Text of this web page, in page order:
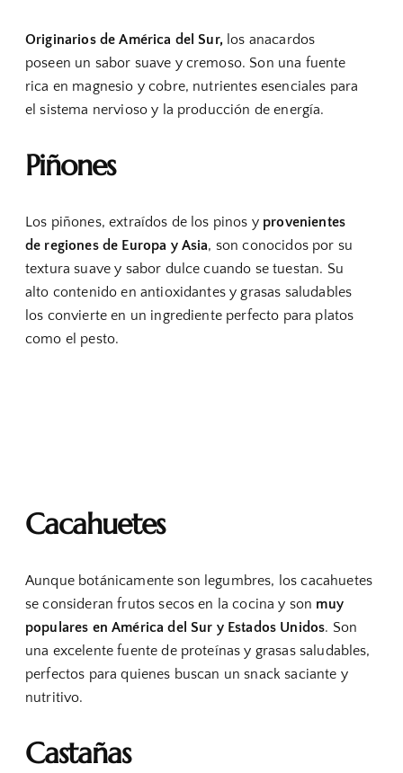
Originarios de América del Sur, los anacardos
poseen un sabor suave y cremoso. Son una fuente
rica en magnesio y cobre, nutrientes esenciales para
el sistema nervioso y la producción de energía.
Piñones
Los piñones, extraídos de los pinos y provenientes
de regiones de Europa y Asia, son conocidos por su
textura suave y sabor dulce cuando se tuestan. Su
alto contenido en antioxidantes y grasas saludables
los convierte en un ingrediente perfecto para platos
como el pesto.
Cacahuetes
Aunque botánicamente son legumbres, los cacahuetes
se consideran frutos secos en la cocina y son muy
populares en América del Sur y Estados Unidos. Son
una excelente fuente de proteínas y grasas saludables,
perfectos para quienes buscan un snack saciante y
nutritivo.
Castañas